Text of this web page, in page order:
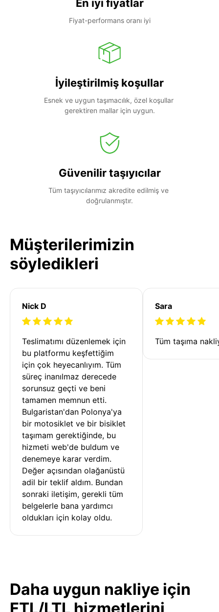
En iyi fiyatlar
Fiyat-performans oranı iyi
İyileştirilmiş koşullar
Esnek ve uygun taşımacılık, özel koşullar
gerektiren mallar için uygun.
Güvenilir taşıyıcılar
Tüm taşıyıcılarımız akredite edilmiş ve
doğrulanmıştır.
Müşterilerimizin
söyledikleri
Nick D
Teslimatımı düzenlemek için
bu platformu keşfettiğim
için çok heyecanlıyım. Tüm
süreç inanılmaz derecede
sorunsuz geçti ve beni
tamamen memnun etti.
Bulgaristan'dan Polonya'ya
bir motosiklet ve bir bisiklet
taşımam gerektiğinde, bu
hizmeti web'de buldum ve
denemeye karar verdim.
Değer açısından olağanüstü
adil bir teklif aldım. Bundan
sonraki iletişim, gerekli tüm
belgelerle bana yardımcı
oldukları için kolay oldu.
Sara
Tüm taşıma
Daha uygun nakliye için